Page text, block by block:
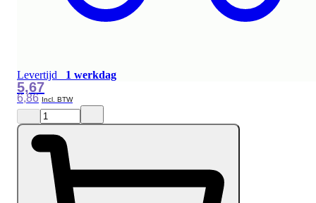
Levertijd 1 werkdag
6,86
5,67